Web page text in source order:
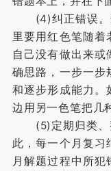
(4)纠正错误。
里要用红色笔随着
自己没有做出来
确思路，一步一步
和逐步形成能力。
边用另一色笔把几
(5)定期归类、
此，每一个月复习
月解题过程中所